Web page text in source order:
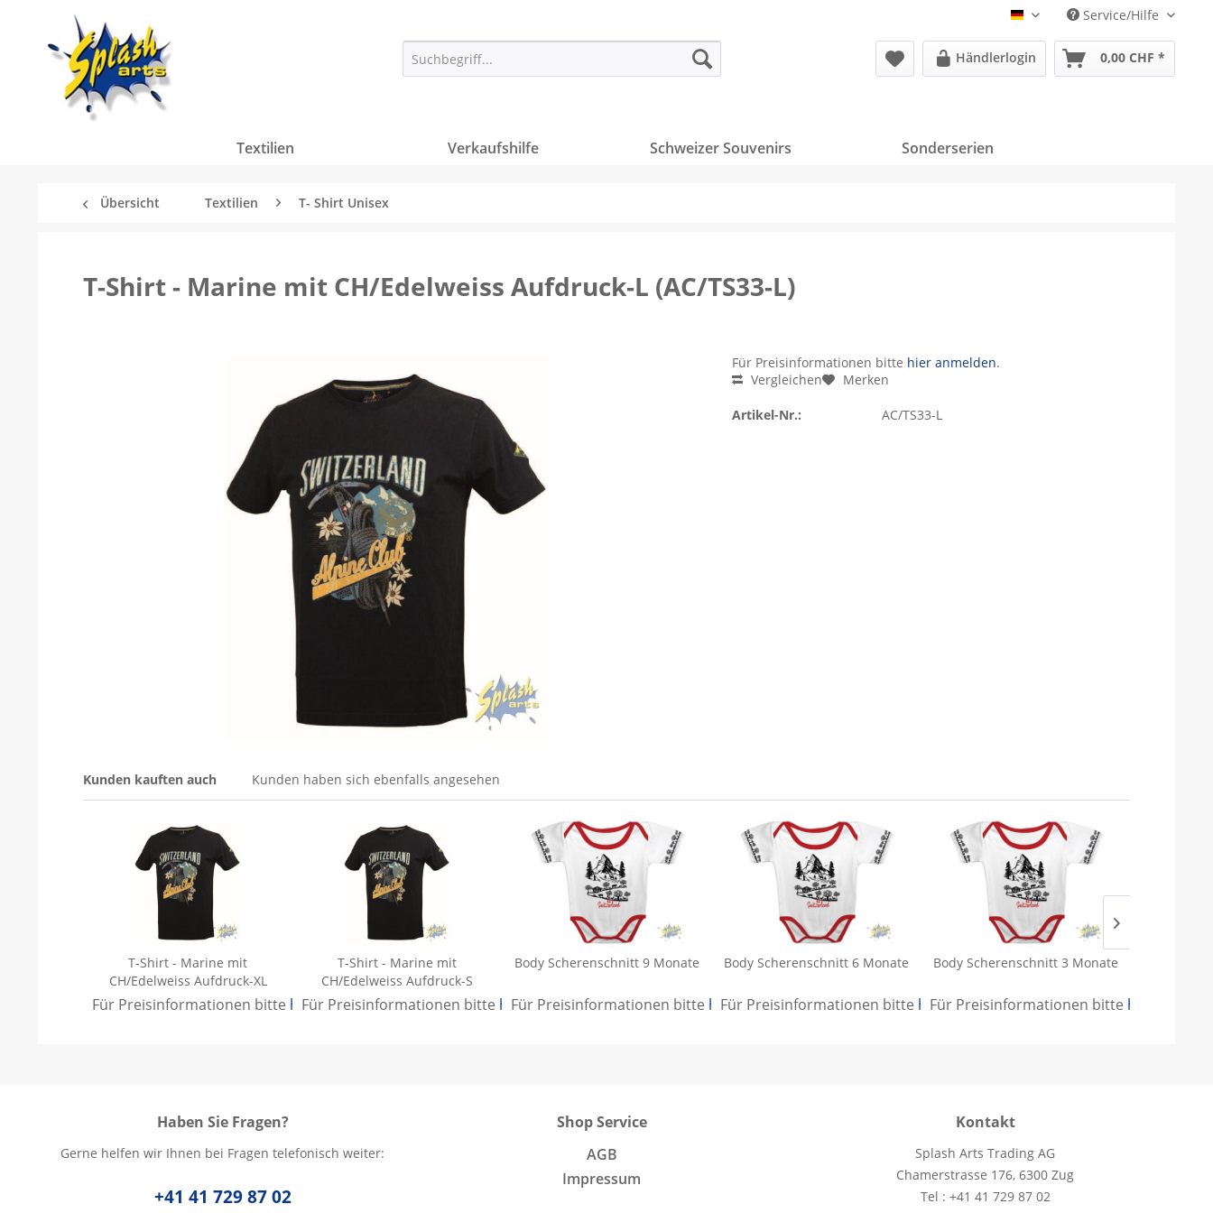
Deutsch Service/Hilfe
Händlerlogin 0,00 CHF *
Textilien Verkaufshilfe Schweizer Souvenirs Sonderserien
Übersicht Textilien T- Shirt Unisex
T-Shirt - Marine mit CH/Edelweiss Aufdruck-L (AC/TS33-L)
Für Preisinformationen bitte hier anmelden.
Vergleichen
Merken
Artikel-Nr.: AC/TS33-L
Kunden kauften auch Kunden haben sich ebenfalls angesehen
T-Shirt - Marine mit
CH/Edelweiss Aufdruck-XL
Für Preisinformationen bitte hier anmelden.
T-Shirt - Marine mit
CH/Edelweiss Aufdruck-S
Für Preisinformationen bitte hier anmelden.
Body Scherenschnitt 9 Monate
Für Preisinformationen bitte hier anmelden.
Body Scherenschnitt 6 Monate
Für Preisinformationen bitte hier anmelden.
Body Scherenschnitt 3 Monate
Für Preisinformationen bitte hier
Haben Sie Fragen?
Gerne helfen wir Ihnen bei Fragen telefonisch weiter:
+41 41 729 87 02
Shop Service
AGB
Impressum
Kontakt
Splash Arts Trading AG
Chamerstrasse 176, 6300 Zug
Tel : +41 41 729 87 02